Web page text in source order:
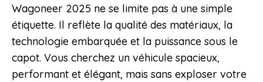
Wagoneer 2025 ne se limite pas à une simple
étiquette. Il reflète la qualité des matériaux, la
technologie embarquée et la puissance sous le
capot. Vous cherchez un véhicule spacieux,
performant et élégant, mais sans exploser votre